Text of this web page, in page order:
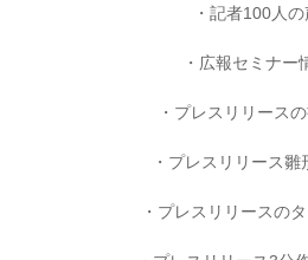
記者100人の
広報セミナー
プレスリリース
プレスリリース雛
プレスリリースの